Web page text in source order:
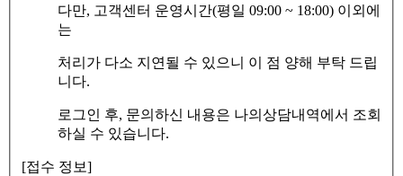
다만, 고객센터 운영시간(평일 09:00 ~ 18:00) 이외에
는
처리가 다소 지연될 수 있으니 이 점 양해 부탁 드립
니다.
로그인 후, 문의하신 내용은 나의상담내역에서 조회
하실 수 있습니다.
[접수 정보]